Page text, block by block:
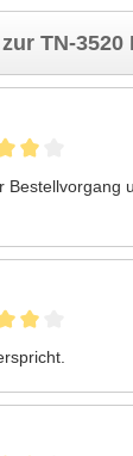
TN-3520
Bestellvorgang